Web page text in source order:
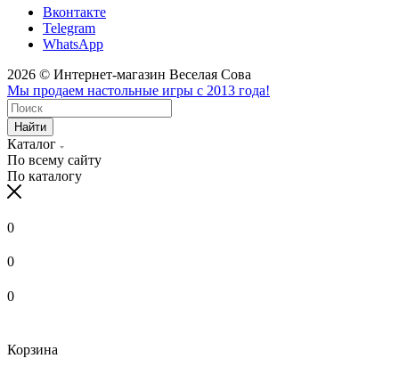
Вконтакте
Telegram
WhatsApp
2026 © Интернет-магазин Веселая Сова
Мы продаем настольные игры с 2013 года!
Найти
Каталог
По всему сайту
По каталогу
0
0
0
Корзина